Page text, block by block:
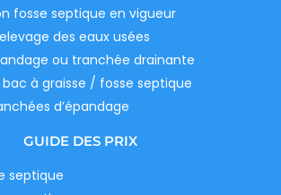
fosse septique en vigueur
des eaux usées
ou tranchée drainante
bac à graisse / fosse septique
d’épandage
GUIDE DES PRIX
septique